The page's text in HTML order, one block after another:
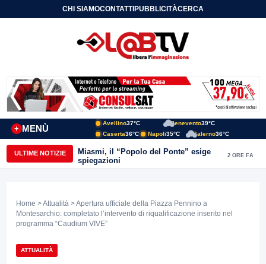
CHI SIAMOCONTATTIPUBBLICITÀCERCA
MENÙ
+
Avellino37°C Benevento39°C
Caserta36°C Napoli35°C Salerno36°C
ULTIME NOTIZIE
Miasmi, il “Popolo del Ponte” esige
spiegazioni
2 ORE FA
Home >Attualità > Apertura ufficiale della Piazza Pennino a
Montesarchio: completato l’intervento di riqualificazione inserito nel
programma “Caudium VIVE”
ATTUALITÀ